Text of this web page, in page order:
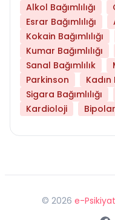
Alkol Bağımlılığı
Esrar Bağımlılığı
Kokain Bağımlılığı
Kumar Bağımlılığı
Sanal Bağımlılık
Parkinson
Kadın
Sigara Bağımlılığı
Kardioloji
© 2026 e-